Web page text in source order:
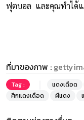
ฟุตบอล และคุณทำได้แ
ที่มาของภาพ :
Tag : แดงเดือด
ศึกแดงเดือด
ผีแดง